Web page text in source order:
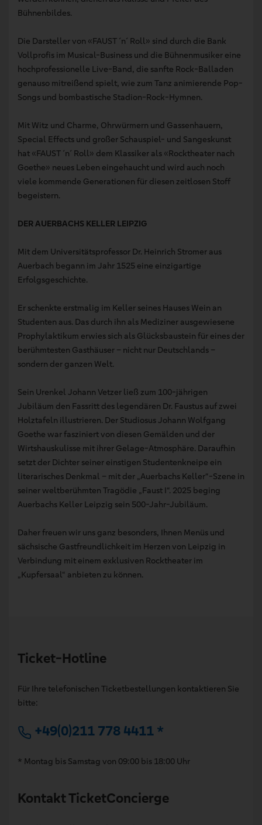
Bühnenbildes.
Die Darsteller von «FAUST ´n´ Roll» sind durch die Bank
Vollprofis im Musical-Business und die Bühnenmusiker eine
hochprofessionelle Live-Band, die sanfte Rock-Balladen
genauso mitreißend spielt, wie zum Tanz animierende Pop-
Songs und bombastische Stadion-Rock-Hymnen.
Mit Witz und Charme, Ohrwürmern und Gassenhauern,
Special Effects und großer Schauspiel- und Sangeskunst
hat «FAUST ´n´ Roll» dem Klassiker als «Rocktheater nach
Goethe» neues Leben eingehaucht und wird auch noch
viele kommende Generationen für diesen zeitlosen Stoff
begeistern.
DER AUERBACHS KELLER LEIPZIG
Mit dem Universitätsprofessor Dr. Heinrich Stromer aus
Auerbach begann im Jahr 1525 eine einzigartige
Erfolgsgeschichte.
Er schenkte erstmalig im Keller seines Hauses Wein an
Studenten aus. Das durch ihn als Mediziner ausgewiesene
Prophylaktikum erwies sich als Glücksbaustein für eines der
berühmtesten Gasthäuser – nicht nur Deutschlands –
sondern der ganzen Welt.
Sein Urenkel Johann Vetzer ließ zum 100-jährigen
Jubiläum den Fassritt des legendären Dr. Faustus auf zwei
Holztafeln illustrieren. Der Studiosus Johann Wolfgang
Goethe war fasziniert von diesen Gemälden und der
Wirtshauskulisse mit ihrer Gelage-Atmosphäre. Daraufhin
setzt der Dichter seiner einstigen Studentenkneipe ein
literarisches Denkmal – mit der „Auerbachs Keller“-Szene in
seiner weltberühmten Tragödie „Faust I“. 2025 beging
Auerbachs Keller Leipzig sein 500-Jahr-Jubiläum.
Daher freuen wir uns ganz besonders, Ihnen Menüs und
sächsische Gastfreundlichkeit im Herzen von Leipzig in
Verbindung mit einem exklusiven Rocktheater im
„Kupfersaal“ anbieten zu können.
Ticket-Hotline
Für Ihre telefonischen Ticketbestellungen kontaktieren Sie
bitte:
+49(0)211 778 4411 *
* Montag bis Samstag von 09:00 bis 18:00 Uhr
Kontakt TicketConcierge